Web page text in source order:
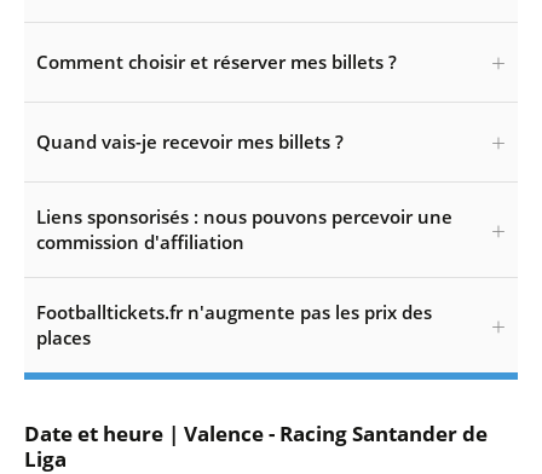
Comment choisir et réserver mes billets ?
Quand vais-je recevoir mes billets ?
Liens sponsorisés : nous pouvons percevoir une
commission d'affiliation
Footballtickets.fr n'augmente pas les prix des
places
Date et heure | Valence - Racing Santander de
Liga